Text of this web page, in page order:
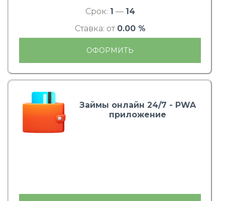
Срок: 1 — 14
Ставка: от 0.00 %
ОФОРМИТЬ
Займы онлайн 24/7 - PWA
приложение